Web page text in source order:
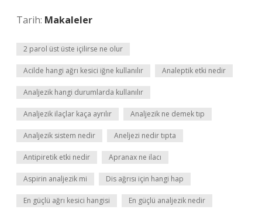
Tarih: Makaleler
2 parol üst üste içilirse ne olur
Acilde hangi ağrı kesici iğne kullanılır Analeptik etki nedir
Analjezik hangi durumlarda kullanılır
Analjezik ilaçlar kaça ayrılır Analjezik ne demek tıp
Analjezik sistem nedir Aneljezi nedir tıpta
Antipiretik etki nedir Apranax ne ilacı
Aspirin analjezik mi Dis ağrısı için hangi hap
En güçlü ağrı kesici hangisi En güçlü analjezik nedir